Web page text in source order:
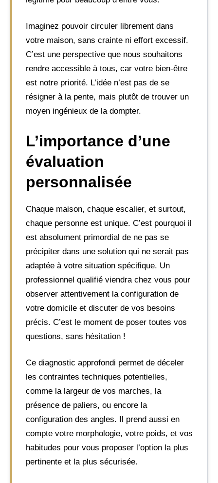
Imaginez pouvoir circuler librement dans
votre maison, sans crainte ni effort excessif.
C’est une perspective que nous souhaitons
rendre accessible à tous, car votre bien-être
est notre priorité. L’idée n’est pas de se
résigner à la pente, mais plutôt de trouver un
moyen ingénieux de la dompter.
L’importance d’une
évaluation
personnalisée
Chaque maison, chaque escalier, et surtout,
chaque personne est unique. C’est pourquoi il
est absolument primordial de ne pas se
précipiter dans une solution qui ne serait pas
adaptée à votre situation spécifique. Un
professionnel qualifié viendra chez vous pour
observer attentivement la configuration de
votre domicile et discuter de vos besoins
précis. C’est le moment de poser toutes vos
questions, sans hésitation !
Ce diagnostic approfondi permet de déceler
les contraintes techniques potentielles,
comme la largeur de vos marches, la
présence de paliers, ou encore la
configuration des angles. Il prend aussi en
compte votre morphologie, votre poids, et vos
habitudes pour vous proposer l’option la plus
pertinente et la plus sécurisée.